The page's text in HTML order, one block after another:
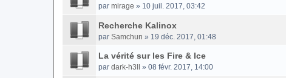
par mirage » 10 juil. 2017, 03:42
Recherche Kalinox
par Samchun » 19 déc. 2017, 01:48
La vérité sur les Fire & Ice
par dark-h3ll » 08 févr. 2017, 14:00